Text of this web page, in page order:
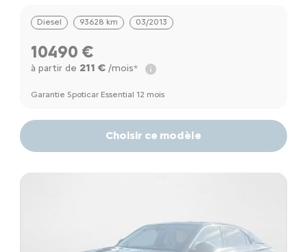
Diesel 93628 km 03/2013
10490 €
à partir de 211 €/mois*
Garantie Spoticar Essential 12 mois
Choisir ce modèle